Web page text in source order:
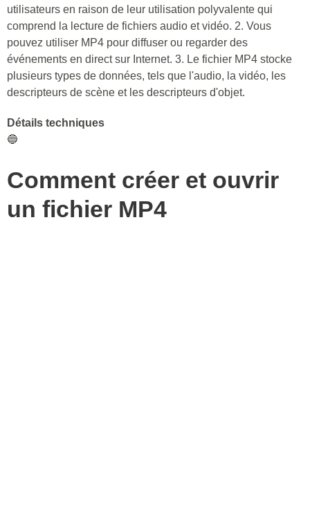
utilisateurs en raison de leur utilisation polyvalente qui
comprend la lecture de fichiers audio et vidéo. 2. Vous
pouvez utiliser MP4 pour diffuser ou regarder des
événements en direct sur Internet. 3. Le fichier MP4 stocke
plusieurs types de données, tels que l'audio, la vidéo, les
descripteurs de scène et les descripteurs d'objet.
Détails techniques
🔵
Comment créer et ouvrir
un fichier MP4